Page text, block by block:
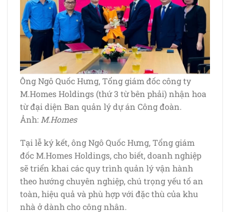
Ông Ngô Quốc Hưng, Tổng giám đốc công ty
M.Homes Holdings (thứ 3 từ bên phải) nhận hoa
từ đại diện Ban quản lý dự án Công đoàn.
Ảnh: M.Homes
Tại lễ ký kết, ông Ngô Quốc Hưng, Tổng giám
đốc M.Homes Holdings, cho biết, doanh nghiệp
sẽ triển khai các quy trình quản lý vận hành
theo hướng chuyên nghiệp, chú trọng yếu tố an
toàn, hiệu quả và phù hợp với đặc thù của khu
nhà ở dành cho công nhân.